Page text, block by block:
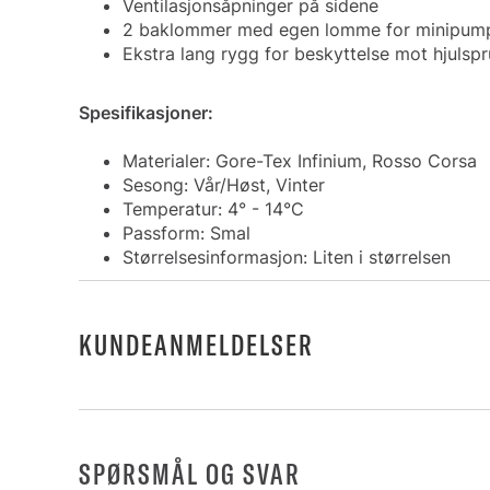
Ventilasjonsåpninger på sidene
2 baklommer med egen lomme for
Ekstra lang rygg for beskyttelse mot
Spesifikasjoner:
Materialer: Gore-Tex Infinium, Rosso Corsa
Sesong: Vår/Høst, Vinter
Temperatur: 4° - 14°C
Passform: Smal
Størrelsesinformasjon: Liten i størrelsen
KUNDEANMELDELSER
SPØRSMÅL OG SVAR